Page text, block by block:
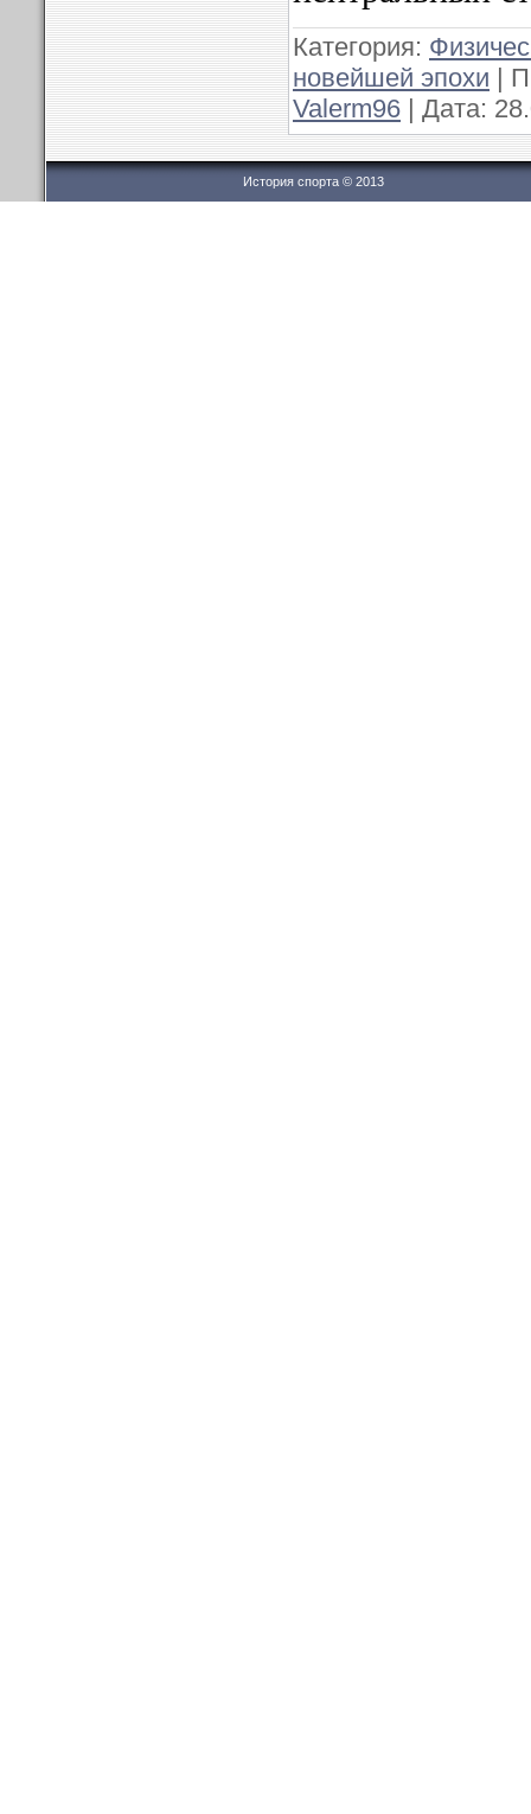
Категория:
новейшей эпохи |
Valerm96 | Дата:
История спорта © 2013